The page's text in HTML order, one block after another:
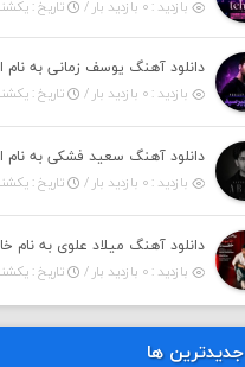
بازدید : ۰ بازدید بار /
تاریخ : یکشنبه ۱۱ مرداد
بازدید : ۰ بازدید بار /
تاریخ : یکشنبه ۱۱ مرداد
دانلود آهنگ سعید فشکی به نام
بازدید : ۰ بازدید بار /
تاریخ : یکشنبه ۱۱ مرداد
دانلود آهنگ میلاد علوی به
بازدید : ۰ بازدید بار /
تاریخ : یکشنبه ۱۱ مرداد
جدیدترین ها